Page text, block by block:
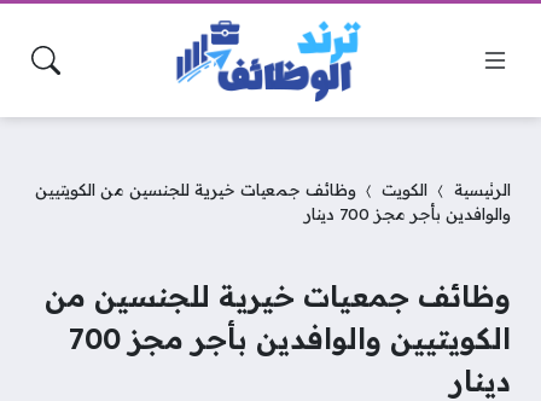
الرئيسية الكويت
وظائف جمعيات خيرية للجنسين من الكويتيين
والوافدين بأجر مجز 700 دينار
وظائف جمعيات خيرية للجنسين من
الكويتيين والوافدين بأجر مجز 700
دينار